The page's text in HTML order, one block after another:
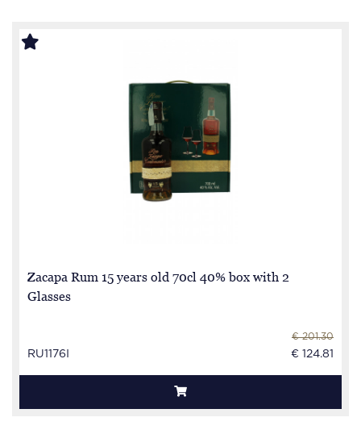
Zacapa Rum 15 years old 70cl 40% box with 2
Glasses
RU1176I
€ 201.30
€ 124.81